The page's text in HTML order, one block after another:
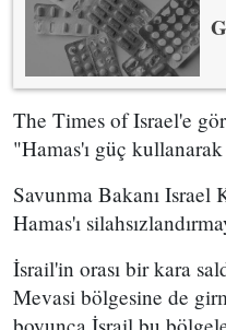
The Times of Israel'e
"Hamas'ı güç
Savunma Bakanı Israel
Hamas'ı
İsrail'in orası bir kara
Mevasi bölgesine de